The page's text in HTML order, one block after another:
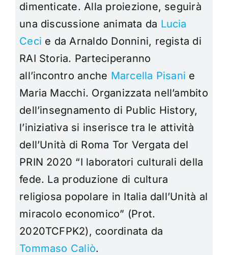
dimenticate. Alla proiezione, seguirà
una discussione animata da Lucia
Ceci e da Arnaldo Donnini, regista di
RAI Storia. Parteciperanno
all’incontro anche Marcella Pisani e
Maria Macchi. Organizzata nell’ambito
dell’insegnamento di Public History,
l’iniziativa si inserisce tra le attività
dell’Unità di Roma Tor Vergata del
PRIN 2020 “I laboratori culturali della
fede. La produzione di cultura
religiosa popolare in Italia dall’Unità al
miracolo economico” (Prot.
2020TCFPK2), coordinata da
Tommaso Caliò.